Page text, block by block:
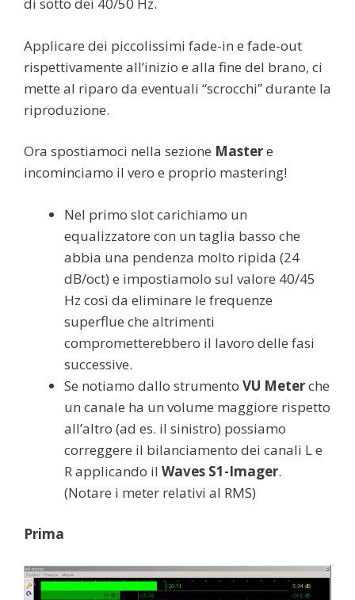
di sotto dei 40/50 Hz.
Applicare dei piccolissimi fade-in e fade-out
rispettivamente all’inizio e alla fine del brano, ci
mette al riparo da eventuali “scrocchi” durante la
riproduzione.
Ora spostiamoci nella sezione Mastere
incominciamo il vero e proprio mastering!
Nel primo slot carichiamo un
equalizzatore con un taglia basso che
abbia una pendenza molto ripida (24
dB/oct) e impostiamolo sul valore 40/45
Hz così da eliminare le frequenze
superflue che altrimenti
comprometterebbero il lavoro delle fasi
successive.
Se notiamo dallo strumento VU Meterche
un canale ha un volume maggiore rispetto
all’altro (ad es. il sinistro) possiamo
correggere il bilanciamento dei canali L e
R applicando il Waves S1-Imager.
(Notare i meter relativi al RMS)
Prima